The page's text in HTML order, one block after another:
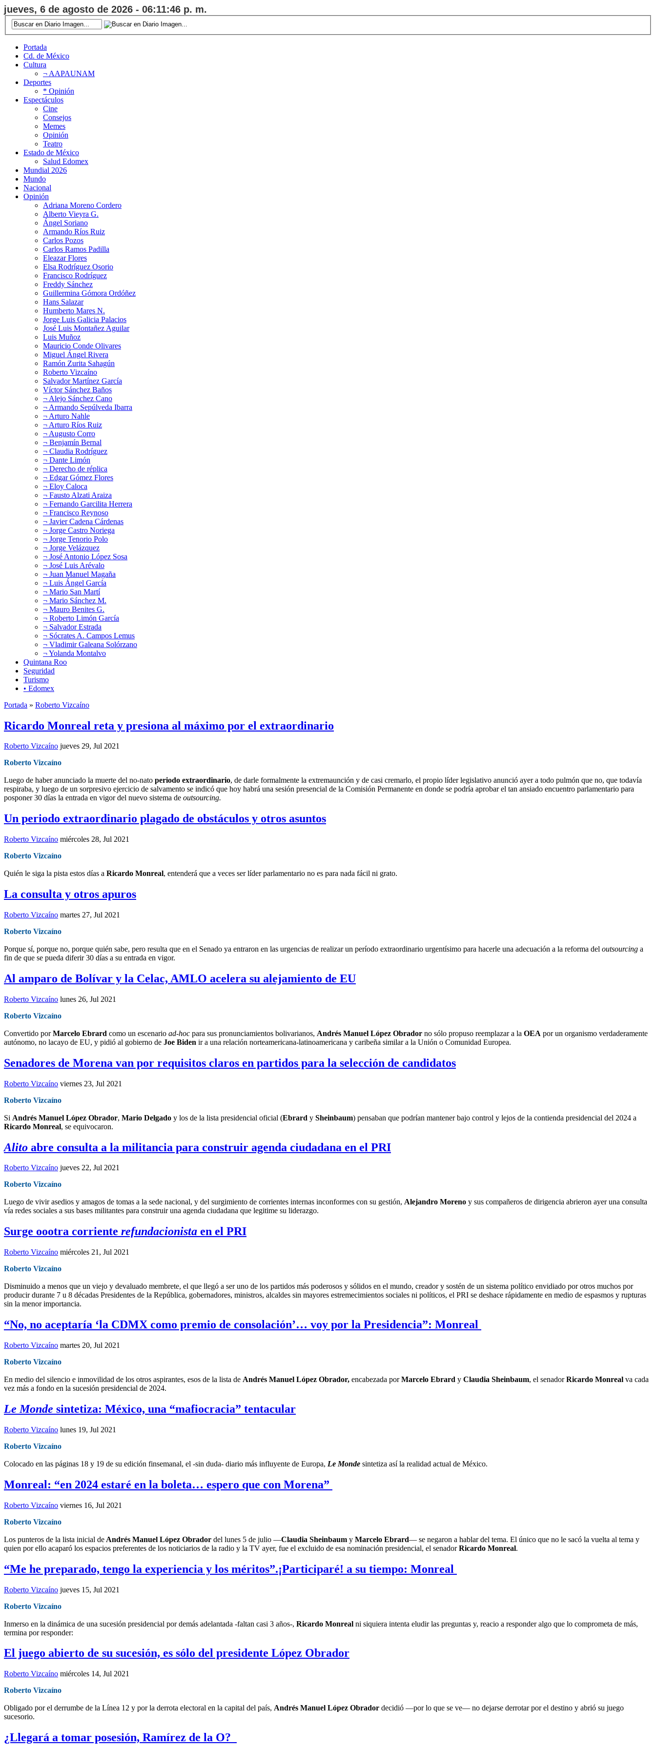
jueves, 6 de agosto de 2026 - 06:11:47 p. m.
Portada
Cd. de México
Cultura
¬ AAPAUNAM
Deportes
* Opinión
Espectáculos
Cine
Consejos
Memes
Opinión
Teatro
Estado de México
Salud Edomex
Mundial 2026
Mundo
Nacional
Opinión
Adriana Moreno Cordero
Alberto Vieyra G.
Ángel Soriano
Armando Ríos Ruiz
Carlos Pozos
Carlos Ramos Padilla
Eleazar Flores
Elsa Rodríguez Osorio
Francisco Rodríguez
Freddy Sánchez
Guillermina Gómora Ordóñez
Hans Salazar
Humberto Mares N.
Jorge Luis Galicia Palacios
José Luis Montañez Aguilar
Luis Muñoz
Mauricio Conde Olivares
Miguel Ángel Rivera
Ramón Zurita Sahagún
Roberto Vizcaíno
Salvador Martínez García
Víctor Sánchez Baños
¬ Alejo Sánchez Cano
¬ Armando Sepúlveda Ibarra
¬ Arturo Nahle
¬ Arturo Ríos Ruiz
¬ Augusto Corro
¬ Benjamín Bernal
¬ Claudia Rodríguez
¬ Dante Limón
¬ Derecho de réplica
¬ Edgar Gómez Flores
¬ Eloy Caloca
¬ Fausto Alzati Araiza
¬ Fernando Garcilita Herrera
¬ Francisco Reynoso
¬ Javier Cadena Cárdenas
¬ Jorge Castro Noriega
¬ Jorge Tenorio Polo
¬ Jorge Velázquez
¬ José Antonio López Sosa
¬ José Luis Arévalo
¬ Juan Manuel Magaña
¬ Luis Ángel García
¬ Mario San Martí
¬ Mario Sánchez M.
¬ Mauro Benites G.
¬ Roberto Limón García
¬ Salvador Estrada
¬ Sócrates A. Campos Lemus
¬ Vladimir Galeana Solórzano
¬ Yolanda Montalvo
Quintana Roo
Seguridad
Turismo
• Edomex
Portada » Roberto Vizcaíno
Ricardo Monreal reta y presiona al máximo por el extraordinario
Roberto Vizcaíno jueves 29, Jul 2021
Roberto Vizcaíno
Luego de haber anunciado la muerte del no-nato periodo extraordinario, de darle formalmente la extremaunción y de casi cremarlo, el propio líder legislativo anunció ayer a todo pulmón que no, que todavía
respiraba, y luego de un sorpresivo ejercicio de salvamento se indicó que hoy habrá una sesión presencial de la Comisión Permanente en donde se podría aprobar el tan ansiado encuentro parlamentario para
posponer 30 días la entrada en vigor del nuevo sistema de outsourcing.
Un periodo extraordinario plagado de obstáculos y otros asuntos
Roberto Vizcaíno miércoles 28, Jul 2021
Roberto Vizcaíno
Quién le siga la pista estos días a Ricardo Monreal, entenderá que a veces ser líder parlamentario no es para nada fácil ni grato.
La consulta y otros apuros
Roberto Vizcaíno martes 27, Jul 2021
Roberto Vizcaíno
Porque sí, porque no, porque quién sabe, pero resulta que en el Senado ya entraron en las urgencias de realizar un período extraordinario urgentísimo para hacerle una adecuación a la reforma del outsourcing a
fin de que se pueda diferir 30 días a su entrada en vigor.
Al amparo de Bolívar y la Celac, AMLO acelera su alejamiento de EU
Roberto Vizcaíno lunes 26, Jul 2021
Roberto Vizcaíno
Convertido porMarcelo Ebrard como un escenario ad-hoc para sus pronunciamientos bolivarianos, Andrés Manuel López Obrador no sólo propuso reemplazar a la OEA por un organismo verdaderamente
autónomo, no lacayo de EU, y pidió al gobierno de Joe Biden ir a una relación norteamericana-latinoamericana y caribeña similar a la Unión o Comunidad Europea.
Senadores de Morena van por requisitos claros en partidos para la selección de candidatos
Roberto Vizcaíno viernes 23, Jul 2021
Roberto Vizcaíno
Si Andrés Manuel López Obrador, Mario Delgado y los de la lista presidencial oficial (Ebrard y Sheinbaum) pensaban que podrían mantener bajo control y lejos de la contienda presidencial del 2024 a
Ricardo Monreal, se equivocaron.
Alito abre consulta a la militancia para construir agenda ciudadana en el PRI
Roberto Vizcaíno jueves 22, Jul 2021
Roberto Vizcaíno
Luego de vivir asedios y amagos de tomas a la sede nacional, y del surgimiento de corrientes internas inconformes con su gestión, Alejandro Moreno y sus compañeros de dirigencia abrieron ayer una consulta
vía redes sociales a sus bases militantes para construir una agenda ciudadana que legitime su liderazgo.
Surge oootra corriente refundacionista en el PRI
Roberto Vizcaíno miércoles 21, Jul 2021
Roberto Vizcaíno
Disminuido a menos que un viejo y devaluado membrete, el que llegó a ser uno de los partidos más poderosos y sólidos en el mundo, creador y sostén de un sistema político envidiado por otros muchos por
producir durante 7 u 8 décadas Presidentes de la República, gobernadores, ministros, alcaldes sin mayores estremecimientos sociales ni políticos, el PRI se deshace rápidamente en medio de espasmos y rupturas
sin la menor importancia.
“No, no aceptaría ‘la CDMX como premio de consolación’… voy por la Presidencia”: Monreal
Roberto Vizcaíno martes 20, Jul 2021
Roberto Vizcaíno
En medio del silencio e inmovilidad de los otros aspirantes, esos de la lista de Andrés Manuel López Obrador, encabezada porMarcelo Ebrard y Claudia Sheinbaum, el senadorRicardo Monreal va cada
vez más a fondo en la sucesión presidencial de 2024.
Le Monde sintetiza: México, una “mafiocracia” tentacular
Roberto Vizcaíno lunes 19, Jul 2021
Roberto Vizcaíno
Colocado en las páginas 18 y 19 de su edición finsemanal, el -sin duda- diario más influyente de Europa, Le Monde sintetiza así la realidad actual de México.
Monreal: “en 2024 estaré en la boleta… espero que con Morena”
Roberto Vizcaíno viernes 16, Jul 2021
Roberto Vizcaíno
Los punteros de la lista inicial de Andrés Manuel López Obrador del lunes 5 de julio —Claudia Sheinbaum y Marcelo Ebrard— se negaron a hablar del tema. El único que no le sacó la vuelta al tema y
quien por ello acaparó los espacios preferentes de los noticiarios de la radio y la TV ayer, fue el excluido de esa nominación presidencial, el senadorRicardo Monreal.
“Me he preparado, tengo la experiencia y los méritos”.¡Participaré! a su tiempo: Monreal
Roberto Vizcaíno jueves 15, Jul 2021
Roberto Vizcaíno
Inmerso en la dinámica de una sucesión presidencial por demás adelantada -faltan casi 3 años-, Ricardo Monreal ni siquiera intenta eludir las preguntas y, reacio a responder algo que lo comprometa de más,
termina por responder:
El juego abierto de su sucesión, es sólo del presidente López Obrador
Roberto Vizcaíno miércoles 14, Jul 2021
Roberto Vizcaíno
Obligado por el derrumbe de la Línea 12 y por la derrota electoral en la capital del país, Andrés Manuel López Obrador decidió —por lo que se ve— no dejarse derrotar por el destino y abrió su juego
sucesorio.
¿Llegará a tomar posesión, Ramírez de la O?